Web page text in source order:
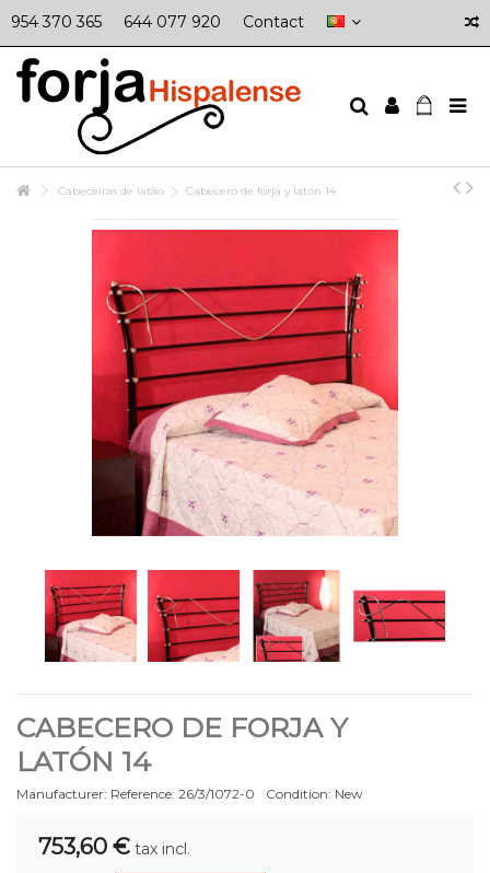
954 370 365 644 077 920 Contact
Cabeceiras de latão Cabecero de forja y latón 14
CABECERO DE FORJA Y
LATÓN 14
Manufacturer: Reference: 26/3/1072-0 Condition: New
753,60 € tax incl.